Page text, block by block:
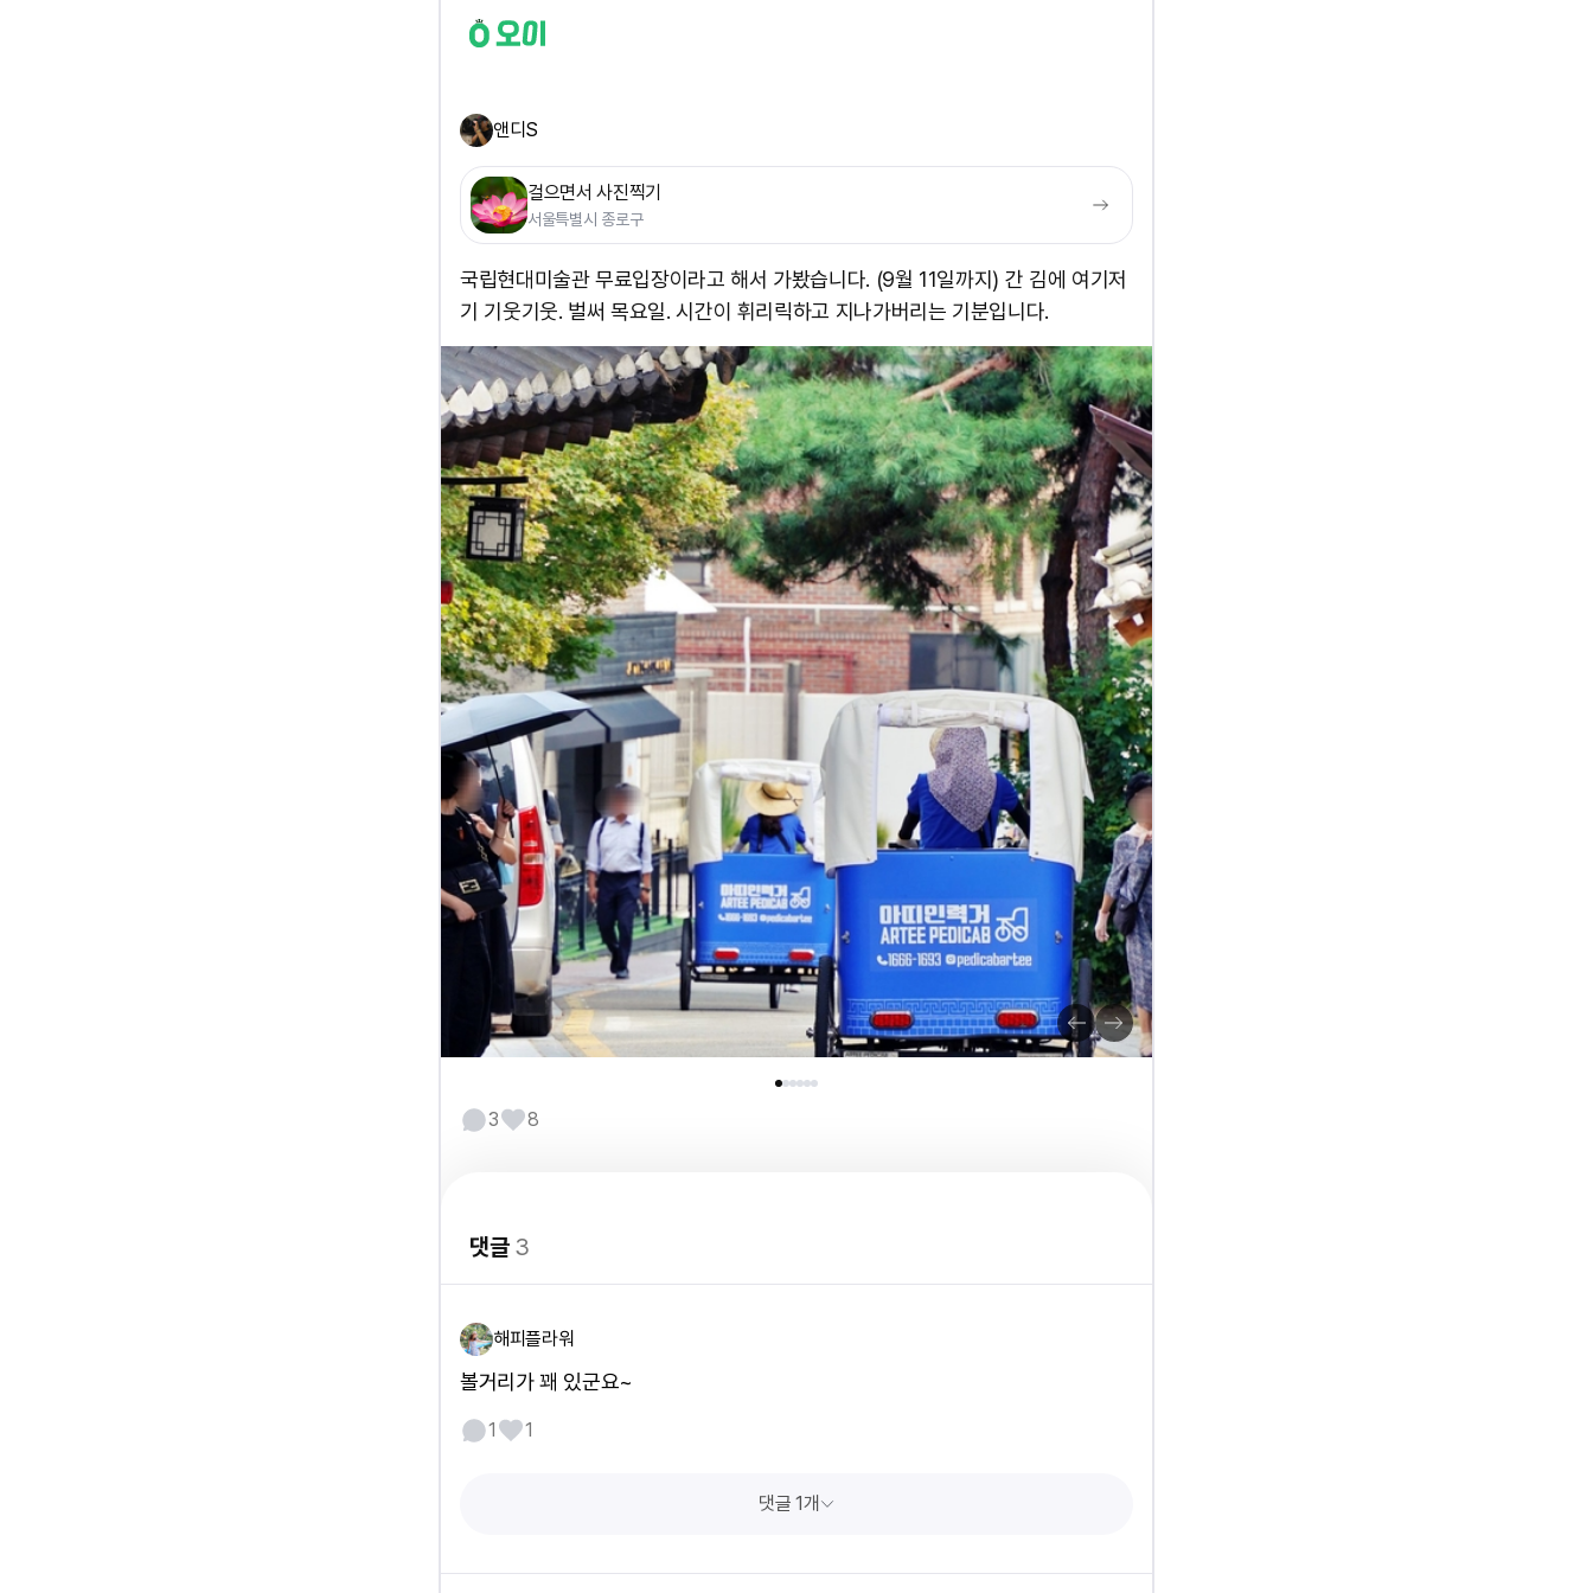
앤디S
걸으면서 사진찍기
서울특별시 종로구
국립현대미술관 무료입장이라고 해서 가봤습니다. (9월 11일까지) 간 김에 여기저
기 기웃기웃. 벌써 목요일. 시간이 휘리릭하고 지나가버리는 기분입니다.
3 8
댓글3
해피플라워
볼거리가 꽤 있군요~
1 1
댓글 1개